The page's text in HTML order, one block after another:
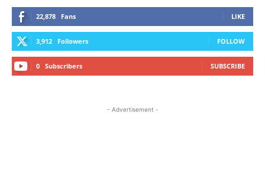
22,878 Fans LIKE
3,912 Followers FOLLOW
0 Subscribers SUBSCRIBE
- Advertisement -